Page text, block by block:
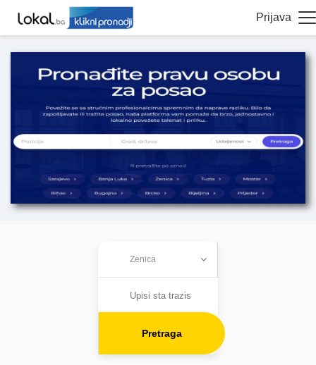
Prijava
Pretraga